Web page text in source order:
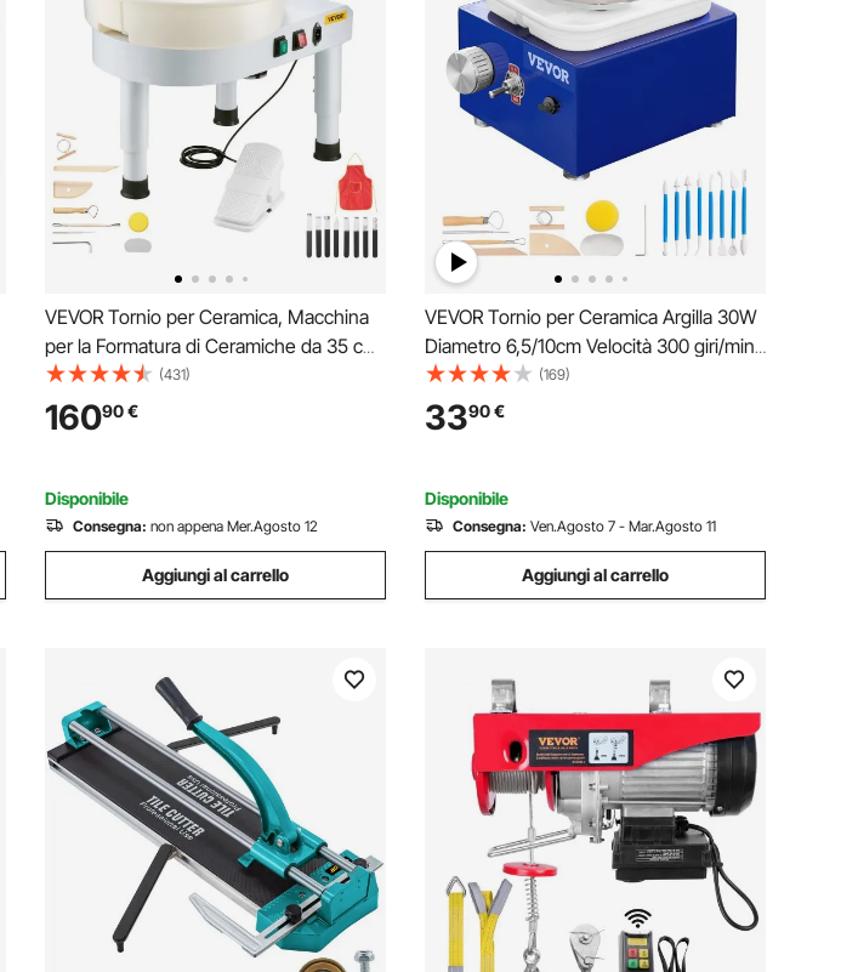
VEVOR Tornio per Ceramica, Macchina
per la Formatura di Ceramiche da 35 cm,
Velocità da 60 a 300 giri/min, con
Accessori Pedale, Gamba di
Sollevamento Regolabile, Vasca
(431)
16090€
Disponibile
Consegna: non appena Mer.Agosto 12
Aggiungi al carrello
VEVOR Tornio per Ceramica Argilla 30W
Diametro 6,5/10cm Velocità 300 giri/min
Portante 1kg, Macchina per Ruota di
Ceramica Fai-da-te Hobbista Bacino
Staccabile Dimensioni Generali 51,5 x
(169)
3390€
Disponibile
Consegna: Ven.Agosto 7 - Mar.Agosto 11
Aggiungi al carrello